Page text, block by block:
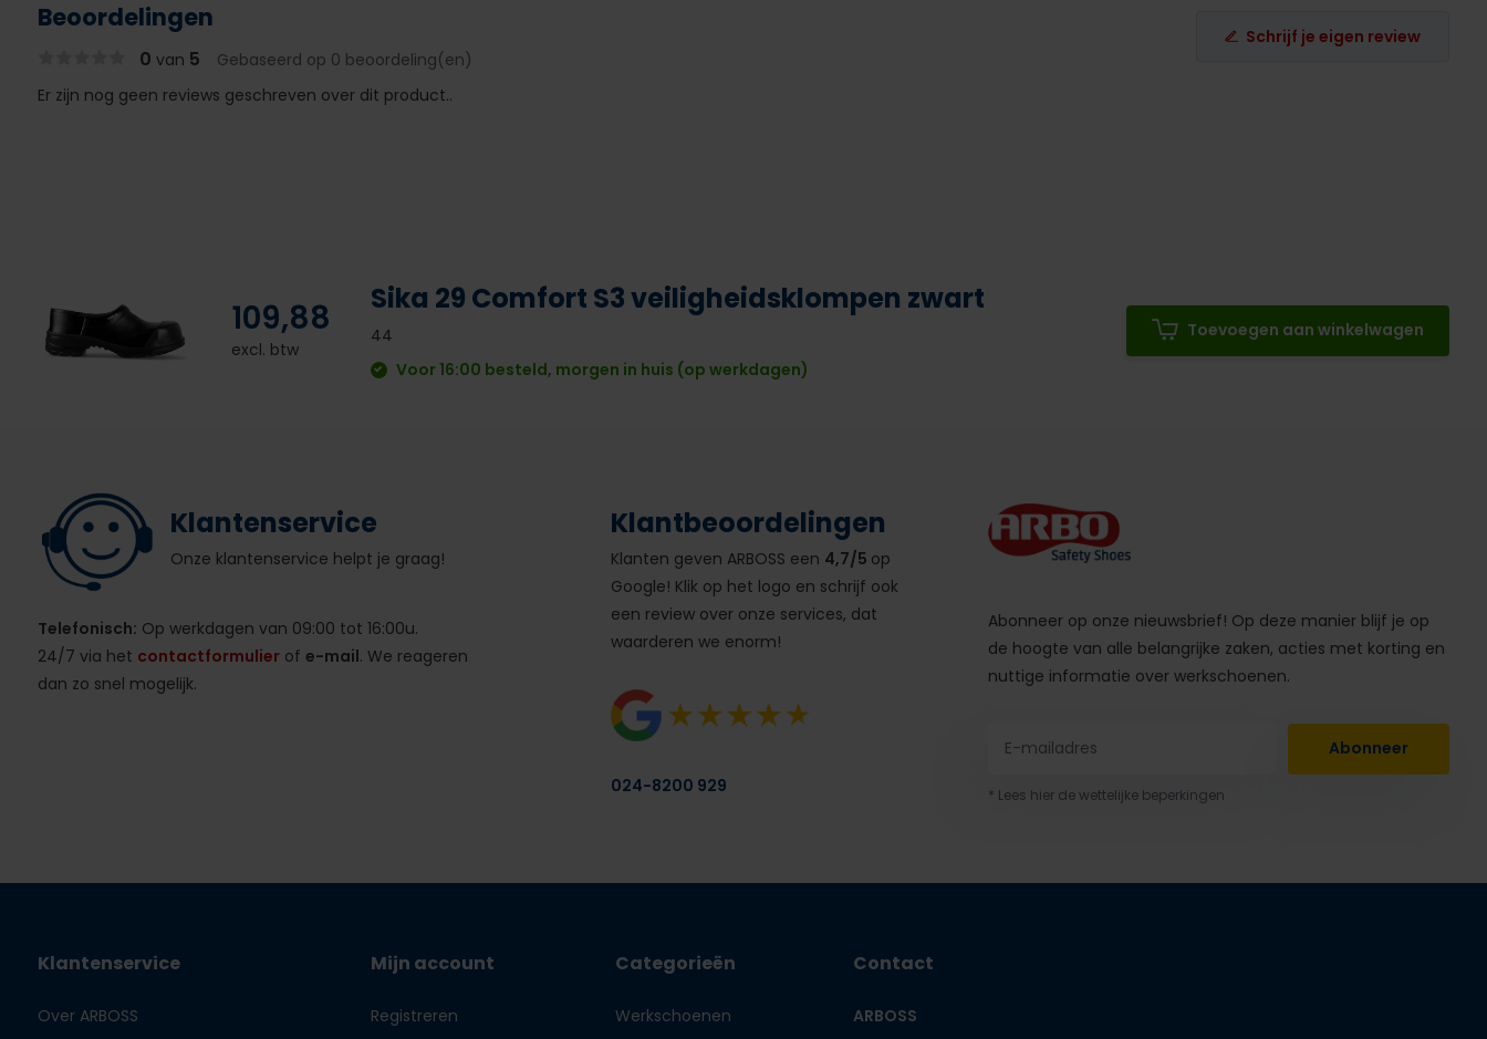
Beoordelingen
0 van 5 Gebaseerd op 0 beoordeling(en)
Schrijf je eigen review
Er zijn nog geen reviews geschreven over dit product..
109,88
excl. btw
Sika 29 Comfort S3 veiligheidsklompen zwart
44
Voor 16:00 besteld, morgen in huis (op werkdagen)
Toevoegen aan winkelwagen
Klantenservice
Onze klantenservice helpt je graag!
Telefonisch: Op werkdagen van 09:00 tot 16:00u.
24/7 via het contactformulierof e-mail. We reageren
dan zo snel mogelijk.
Klantbeoordelingen
Klanten geven ARBOSS een 4,7/5 op
Google! Klik op het logo en schrijf ook
een review over onze services, dat
waarderen we enorm!
024-8200 929
Abonneer op onze nieuwsbrief! Op deze manier blijf je op
de hoogte van alle belangrijke zaken, acties met korting en
nuttige informatie over werkschoenen.
Abonneer
* Lees hier de wettelijke beperkingen
Klantenservice
Over ARBOSS
Mijn account
Registreren
Categorieën
Werkschoenen
Contact
ARBOSS